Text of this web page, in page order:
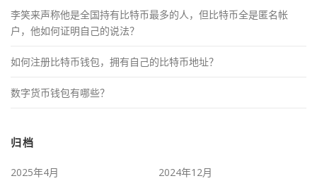
李笑来声称他是全国持有比特币最多的人，但比特币全是匿名帐
户，他如何证明自己的说法？
如何注册比特币钱包，拥有自己的比特币地址？
数字货币钱包有哪些？
归档
2025年4月
2024年12月